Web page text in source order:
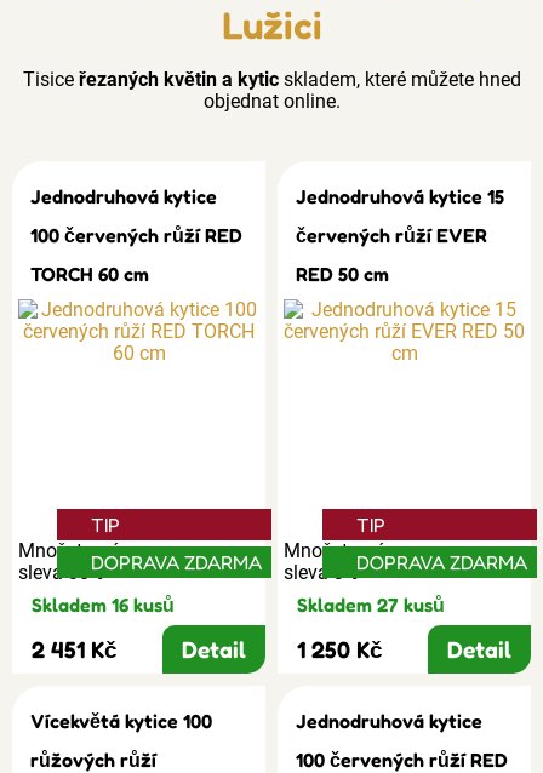
Lužici
Tisice řezaných květin a kyticskladem, které můžete hned
objednat online.
Jednodruhová kytice
100 červených růží RED
TORCH 60 cm
Množstevní
sleva 30%
TIP
DOPRAVA ZDARMA
Skladem 16 kusů
2 451 Kč Detail
Jednodruhová kytice 15
červených růží EVER
RED 50 cm
Množstevní
sleva 3%
TIP
DOPRAVA ZDARMA
Skladem 27 kusů
1 250 Kč Detail
Vícekvětá kytice 100
růžových růží
Jednodruhová kytice
100 červených růží RED